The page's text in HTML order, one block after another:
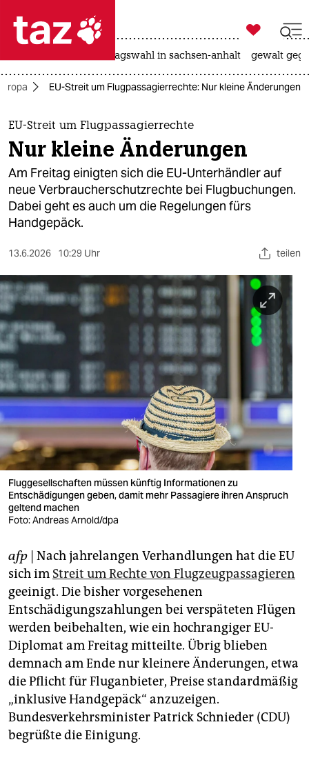
 taz zahl ich
taz zahl ich
themen
politik
öko
gesellschaft
kultur
sport
berlin
nord
wahrheit
verlag
verlag
veranstaltungen
shop
fragen & hilfe
abo
genossenschaft
epaper login

taz zahl ich
landtagswahl in sachsen-anhalt gewalt
EU-Streit um Flugpassagierrechte: Nur kleine Änderungen
EU-Streit um Flugpassagierrechte
Nur kleine Änderungen
Am Freitag einigten sich die EU-Unterhändler auf
neue Verbraucherschutzrechte bei Flugbuchungen.
Dabei geht es auch um die Regelungen fürs
Handgepäck.
13.6.2026 10:29 Uhr teilen
Fluggesellschaften müssen künftig Informationen zu
Entschädigungen geben, damit mehr Passagiere ihren Anspruch
geltend machen
Foto: Andreas Arnold/dpa
afp | Nach jahrelangen Verhandlungen hat die EU
sich im Streit um Rechte von Flugzeugpassagieren
geeinigt. Die bisher vorgesehenen
Entschädigungszahlungen bei verspäteten Flügen
werden beibehalten, wie ein hochrangiger EU-
Diplomat am Freitag mitteilte. Übrig blieben
demnach am Ende nur kleinere Änderungen, etwa
die Pflicht für Fluganbieter, Preise standardmäßig
„inklusive Handgepäck“ anzuzeigen.
Bundesverkehrsminister Patrick Schnieder (CDU)
begrüßte die Einigung.